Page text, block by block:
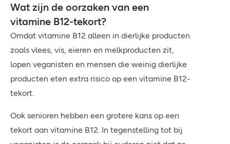
Wat zijn de oorzaken van een
vitamine B12-tekort?
Omdat vitamine B12 alleen in dierlijke producten
zoals vlees, vis, eieren en melkproducten zit,
lopen veganisten en mensen die weinig dierlijke
producten eten extra risico op een vitamine B12-
tekort.
Ook senioren hebben een grotere kans op een
tekort aan vitamine B12. In tegenstelling tot bij